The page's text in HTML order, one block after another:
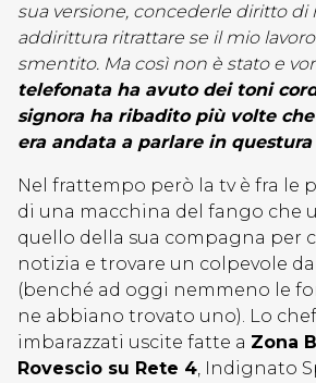
sua versione, concederle diritto di
addirittura ritrattare se il mio
smentito. Ma così non è stato e
telefonata ha avuto dei toni
signora ha ribadito più volte
era andata a parlare in questura
Nel frattempo però la tv è fra le
di una macchina del fango che
quello della sua compagna per
notizia e trovare un colpevole
(benché ad oggi nemmeno le
ne abbiano trovato uno). Lo
imbarazzati uscite fatte a Zona
Rovescio su Rete 4, Indignato